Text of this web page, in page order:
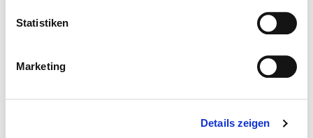
Statistiken
Marketing
Details zeigen